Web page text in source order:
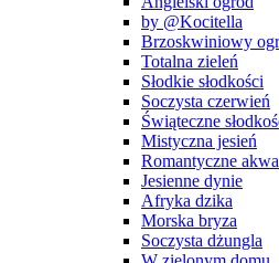
by @Kocitella
Brzoskwiniowy
Totalna zieleń
Słodkie słodkości
Soczysta czerwień
Świąteczne
Mistyczna jesień
Romantyczne
Jesienne dynie
Afryka dzika
Morska bryza
Soczysta dżungla